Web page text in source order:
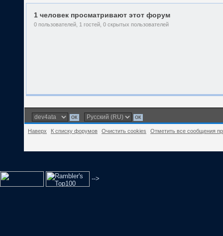
1 человек просматривают этот форум
0 пользователей, 1 гостей, 0 скрытых пользователей
Наверх К списку форумов Очистить cookies Отметить все сообщения
-->